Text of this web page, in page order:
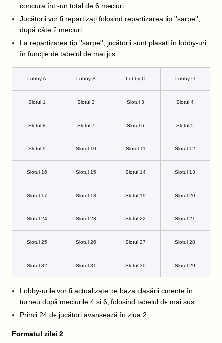
concura într-un total de 6 meciuri.
Jucătorii vor fi repartizați folosind repartizarea tip ''șarpe'',
după câte 2 meciuri.
La repartizarea tip ''șarpe'', jucătorii sunt plasați în lobby-uri
în funcție de tabelul de mai jos:
Lobby A Lobby B Lobby C Lobby D
Slotul1 Slotul 2 Slotul 3 Slotul 4
Slotul 8 Slotul 7 Slotul 6 Slotul 5
Slotul 9 Slotul 10 Slotul 11 Slotul 12
Slotul 16 Slotul 15 Slotul 14 Slotul 13
Slotul 17 Slotul 18 Slotul 19 Slotul 20
Slotul 24 Slotul 23 Slotul 22 Slotul 21
Slotul 25 Slotul 26 Slotul 27 Slotul 28
Slotul 32 Slotul 31 Slotul 30 Slotul 29
Lobby-urile vor fi actualizate pe baza clasării curente în
turneu după meciurile 4 și 6, folosind tabelul de mai sus.
Primii 24 de jucători avansează în ziua 2.
Formatul zilei 2